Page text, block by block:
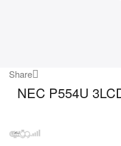
Share
NEC P554U